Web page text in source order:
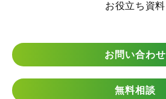
お役立ち資料
お問い合わせ
無料相談